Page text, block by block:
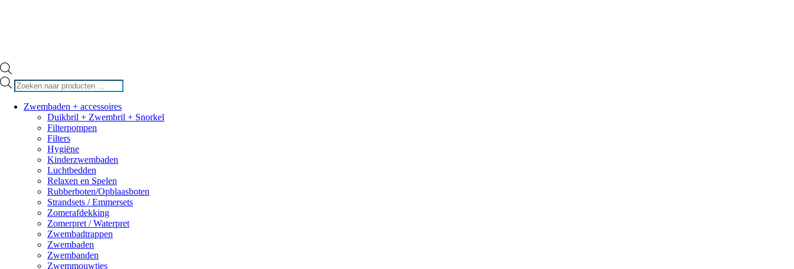
Producten
zoeken
Zwembaden + accessoires
Duikbril + Zwembril + Snorkel
Filterpompen
Filters
Hygiëne
Kinderzwembaden
Luchtbedden
Relaxen en Spelen
Rubberboten/Opblaasboten
Strandsets / Emmersets
Zomerafdekking
Zomerpret / Waterpret
Zwembadtrappen
Zwembaden
Zwembanden
Zwemmouwtjes